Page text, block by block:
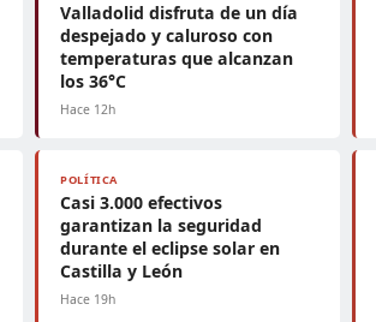
Valladolid disfruta de un día
despejado y caluroso con
temperaturas que alcanzan
los 36°C
Hace 12h
POLÍTICA
Casi 3.000 efectivos
garantizan la seguridad
durante el eclipse solar en
Castilla y León
Hace 19h